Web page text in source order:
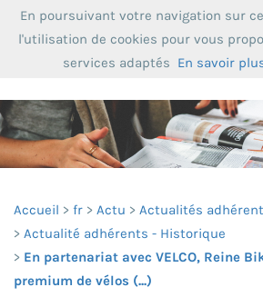
Accueil fr Actu
Actualités
Actualité adhérents - Historique
En partenariat avec VELCO, Reine
premium de vélos (...)
En poursuivant votre navigation sur
l'utilisation de cookies pour vous
services adaptés En savoir